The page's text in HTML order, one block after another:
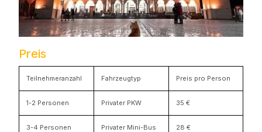
Preis
Teilnehmeranzahl Fahrzeugtyp Preis pro Person
1-2 Personen Privater PKW 35 €
3-4 Personen Privater Mini-Bus 28 €